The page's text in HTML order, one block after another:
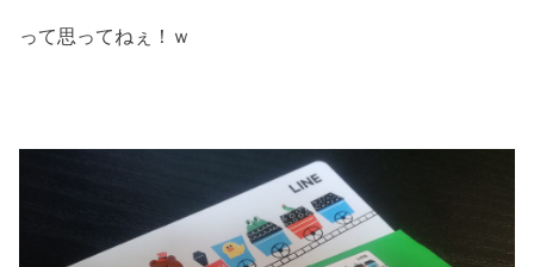
って思ってねぇ！ｗ